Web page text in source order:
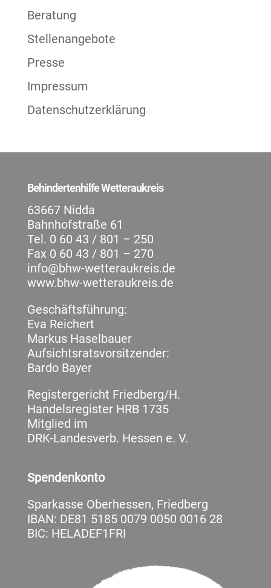
Beratung
Stellenangebote
Presse
Impressum
Datenschutzerklärung
Behindertenhilfe Wetteraukreis
63667 Nidda
Bahnhofstraße 61
Tel. 0 60 43 / 801 – 250
Fax 0 60 43 / 801 – 270
info@bhw-wetteraukreis.de
www.bhw-wetteraukreis.de
Geschäftsführung:
Eva Reichert
Markus Haselbauer
Aufsichtsratsvorsitzender:
Bardo Bayer
Registergericht Friedberg/H.
Handelsregister HRB 1735
Mitglied im
DRK-Landesverb. Hessen e. V.
Spendenkonto
Sparkasse Oberhessen, Friedberg
IBAN: DE81 5185 0079 0050 0016 28
BIC: HELADEF1FRI